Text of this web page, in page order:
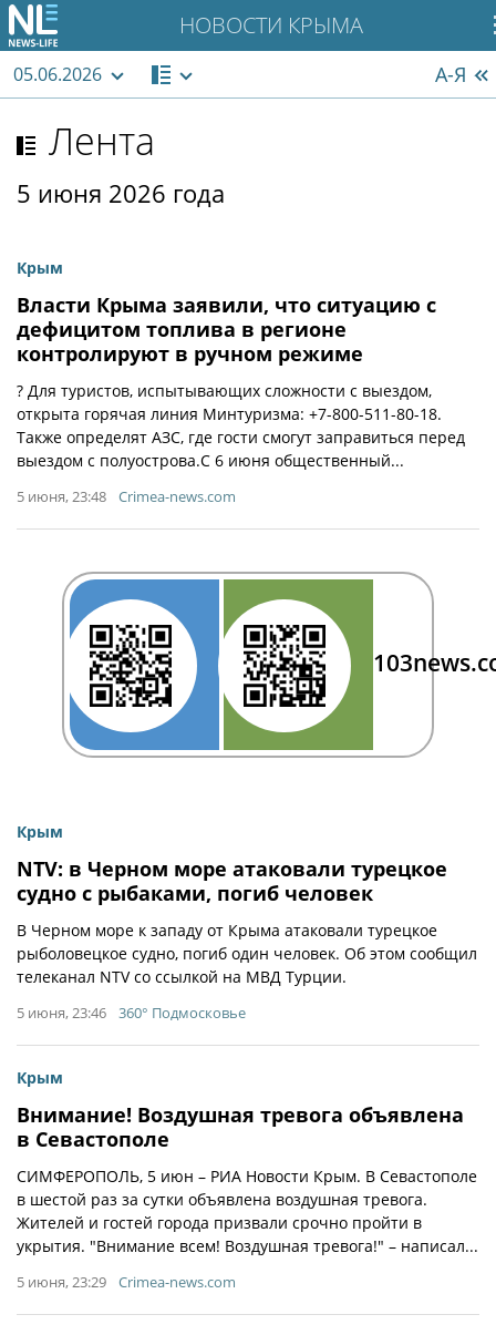
НОВОСТИ КРЫМА
05.06.2026 А-Я
Лента
5 июня 2026 года
Крым
Власти Крыма заявили, что ситуацию с
дефицитом топлива в регионе
контролируют в ручном режиме
? Для туристов, испытывающих сложности с выездом,
открыта горячая линия Минтуризма: +7-800-511-80-18.
Также определят АЗС, где гости смогут заправиться перед
выездом с полуострова.С 6 июня общественный...
5 июня, 23:48 Crimea-news.com
Крым
NTV: в Черном море атаковали турецкое
судно с рыбаками, погиб человек
В Черном море к западу от Крыма атаковали турецкое
рыболовецкое судно, погиб один человек. Об этом сообщил
телеканал NTV со ссылкой на МВД Турции.
5 июня, 23:46 360° Подмосковье
Крым
Внимание! Воздушная тревога объявлена
в Севастополе
СИМФЕРОПОЛЬ, 5 июн – РИА Новости Крым. В Севастополе
в шестой раз за сутки объявлена воздушная тревога.
Жителей и гостей города призвали срочно пройти в
укрытия. "Внимание всем! Воздушная тревога!" – написал...
5 июня, 23:29 Crimea-news.com